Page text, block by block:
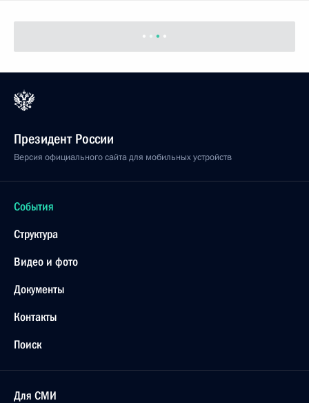
Президент России
Версия официального сайта для мобильных устройств
События
Структура
Видео и фото
Документы
Контакты
Поиск
Для СМИ